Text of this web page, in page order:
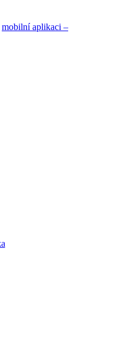
mobilní aplikaci –